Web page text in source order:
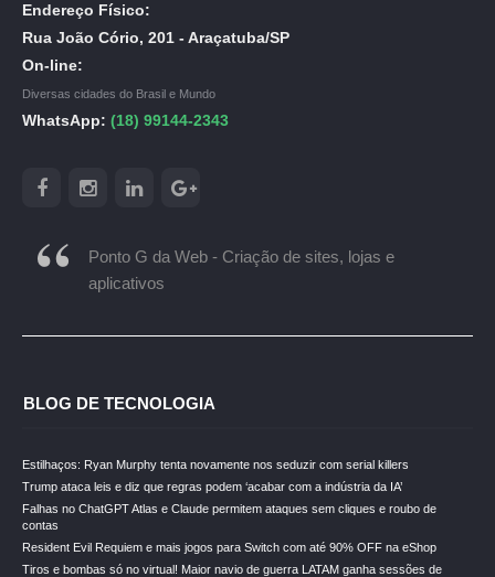
Endereço Físico:
Rua João Cório, 201 - Araçatuba/SP
On-line:
Diversas cidades do Brasil e Mundo
WhatsApp: (18) 99144-2343
Ponto G da Web - Criação de sites, lojas e
aplicativos
BLOG DE TECNOLOGIA
Estilhaços: Ryan Murphy tenta novamente nos seduzir com serial killers
Trump ataca leis e diz que regras podem ‘acabar com a indústria da IA’
Falhas no ChatGPT Atlas e Claude permitem ataques sem cliques e roubo de
contas
Resident Evil Requiem e mais jogos para Switch com até 90% OFF na eShop
Tiros e bombas só no virtual! Maior navio de guerra LATAM ganha sessões de